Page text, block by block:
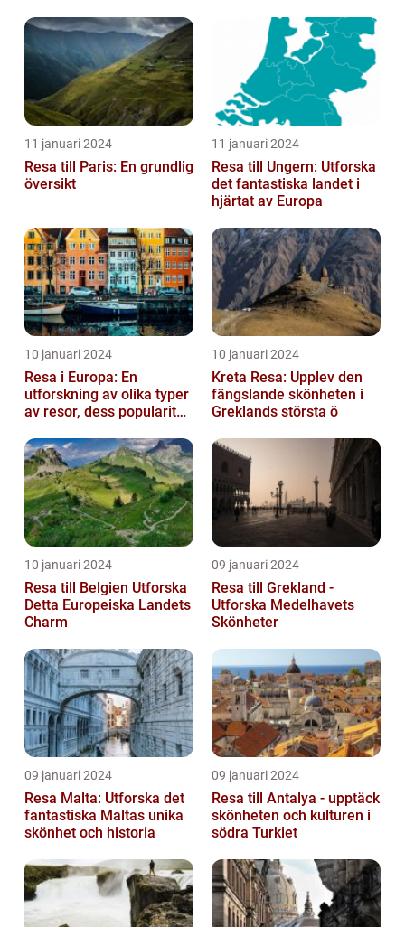
11 januari 2024
Resa till Paris: En grundlig
översikt
11 januari 2024
Resa till Ungern: Utforska
det fantastiska landet i
hjärtat av Europa
10 januari 2024
Resa i Europa: En
utforskning av olika typer
av resor, dess popularitet
10 januari 2024
Kreta Resa: Upplev den
fängslande skönheten i
Greklands största ö
10 januari 2024
Resa till Belgien Utforska
Detta Europeiska Landets
Charm
09 januari 2024
Resa till Grekland -
Utforska Medelhavets
Skönheter
09 januari 2024
Resa Malta: Utforska det
fantastiska Maltas unika
skönhet och historia
09 januari 2024
Resa till Antalya - upptäck
skönheten och kulturen i
södra Turkiet